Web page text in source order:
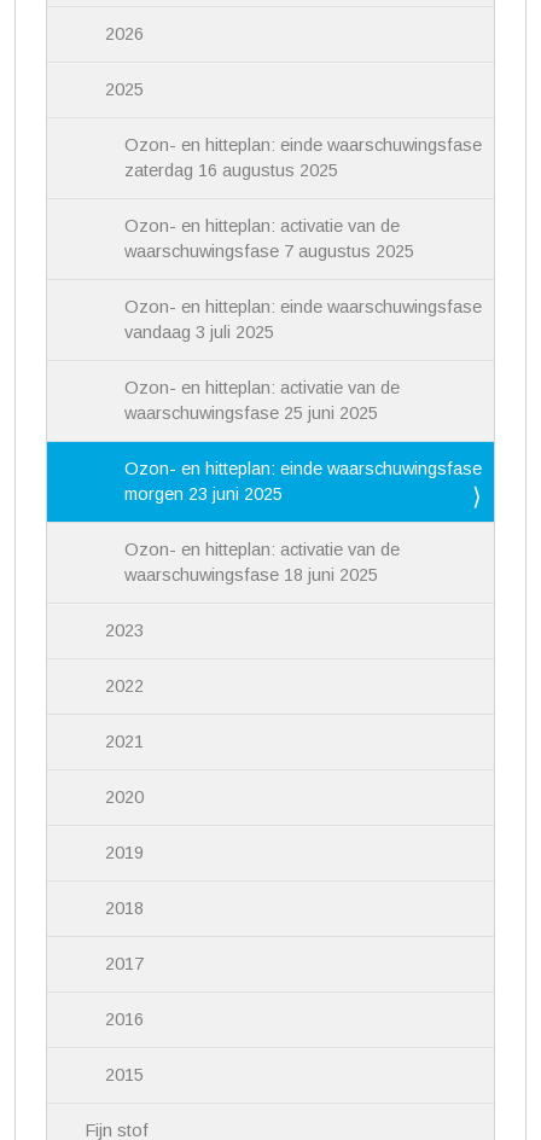
2026
2025
Ozon- en hitteplan: einde waarschuwingsfase
zaterdag 16 augustus 2025
Ozon- en hitteplan: activatie van de
waarschuwingsfase 7 augustus 2025
Ozon- en hitteplan: einde waarschuwingsfase
vandaag 3 juli 2025
Ozon- en hitteplan: activatie van de
waarschuwingsfase 25 juni 2025
Ozon- en hitteplan: einde waarschuwingsfase
morgen 23 juni 2025
Ozon- en hitteplan: activatie van de
waarschuwingsfase 18 juni 2025
2023
2022
2021
2020
2019
2018
2017
2016
2015
Fijn stof